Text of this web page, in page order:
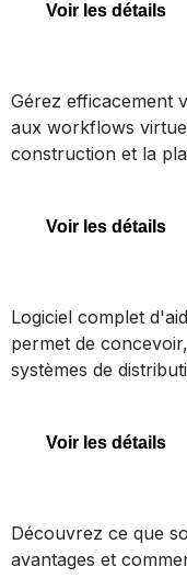
Voir les détails
Gérez efficacement
aux workflows
construction et la
Voir les détails
Logiciel complet
permet de
systèmes de
Voir les détails
Découvrez ce que
avantages et